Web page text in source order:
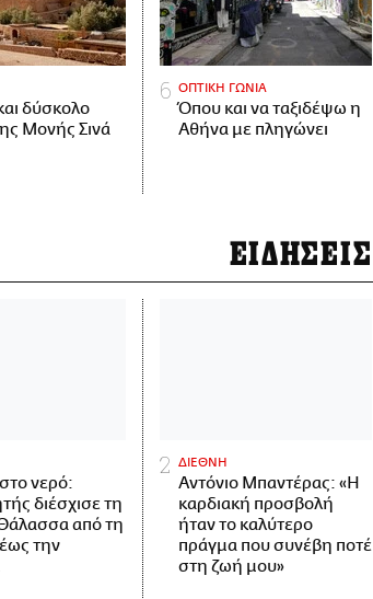
δύσκολο
Μονής Σινά
ΟΠΤΙΚΗ ΓΩΝΙΑ
Όπου και να ταξιδέψω η
Αθήνα με πληγώνει
ΕΙΔΗΣΕΙΣ
νερό:
διέσχισε τη
από τη
την
ΔΙΕΘΝΗ
Αντόνιο Μπαντέρας: «Η
καρδιακή προσβολή
ήταν το καλύτερο
πράγμα που συνέβη ποτέ
στη ζωή μου»